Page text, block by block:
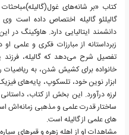
کتاب «بر شانه‌های
گالیلئو گالیله اختصاص داده است وی
دانشمند ایتالیایی دارد. هاوکینگ در
زبرداستانه از مبارزات فکری و علمی
تفصیل شرح می‌دهد که گالیله،
خانواده برای کشیش شدن، به ریاضیات
ابزار نوین خود، تلسکوپ، پایه‌های
لرزه درآورد. این بخش از کتاب،
ساختار قدرت علمی و مذهبی زمانه‌اش
های علمی از گالیله است.
مشاهدات او از اهله زهره و قمرهای